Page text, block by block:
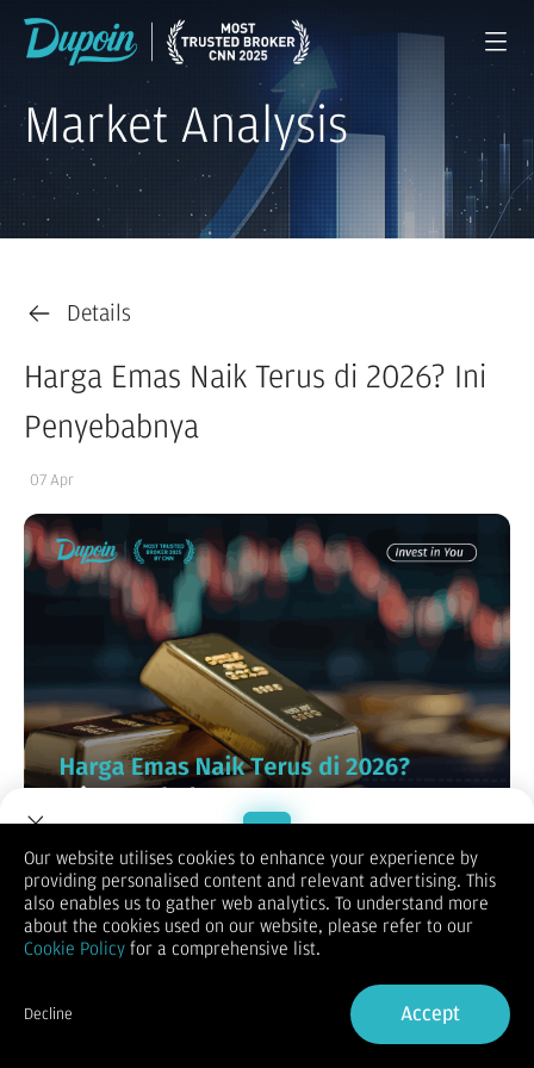
Market Analysis
Details
Harga Emas Naik Terus di 2026? Ini
Penyebabnya
07 Apr
Tahun 2026 ditandai denganfenomena bullish emasyang
sangat kuat. Sejak awal kuartal pertama, harga emas (XAU)
secara konsisten menembus level-level resistensi kunci yang
sebelumnya dianggap sebagai titik jenuh. Fenomena ini dipicu
oleh pergeseran sentimen global di mana investor secara
Kenaikan ini tidak hanya terjadi secara nominal dalam Dollar
AS, tetapi juga dalam hampir semua mata uang utama dunia
Welcome to Dupoin.
Trade with a Trusted Broker
Sign in
Our website utilises cookies to enhance your experience by
providing personalised content and relevant advertising. This
also enables us to gather web analytics. To understand more
about the cookies used on our website, please refer to our
Cookie Policy for a comprehensive list.
Decline Accept